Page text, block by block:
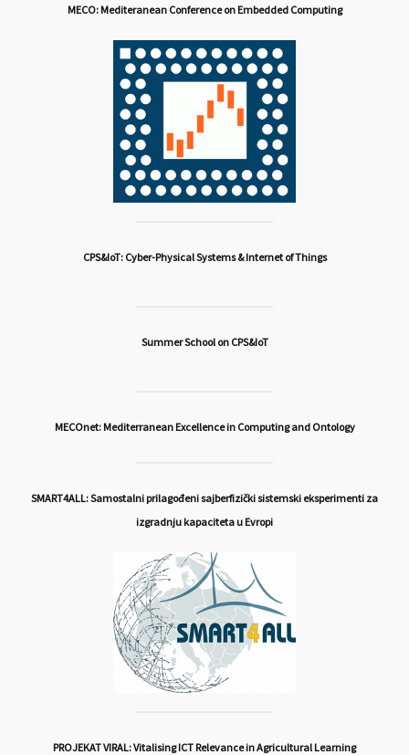
MECO: Mediteranean Conference on Embedded Computing
CPS&IoT: Cyber-Physical Systems & Internet of Things
Summer School on CPS&IoT
MECOnet: Mediterranean Excellence in Computing and Ontology
SMART4ALL: Samostalni prilagođeni sajberfizički sistemski eksperimenti za
izgradnju kapaciteta u Evropi
PROJEKAT VIRAL: Vitalising ICT Relevance in Agricultural Learning